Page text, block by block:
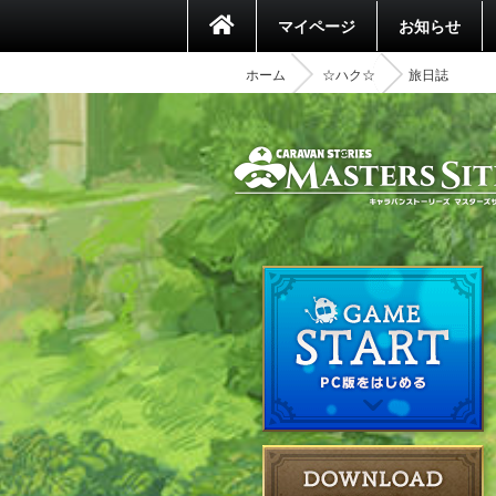
マイページ お知らせ
ホーム ☆ハク☆ 旅日誌